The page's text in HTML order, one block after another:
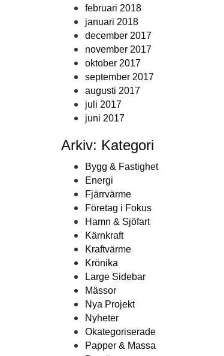
februari 2018
januari 2018
december 2017
november 2017
oktober 2017
september 2017
augusti 2017
juli 2017
juni 2017
Arkiv: Kategori
Bygg & Fastighet
Energi
Fjärrvärme
Företag i Fokus
Hamn & Sjöfart
Kärnkraft
Kraftvärme
Krönika
Large Sidebar
Mässor
Nya Projekt
Nyheter
Okategoriserade
Papper & Massa